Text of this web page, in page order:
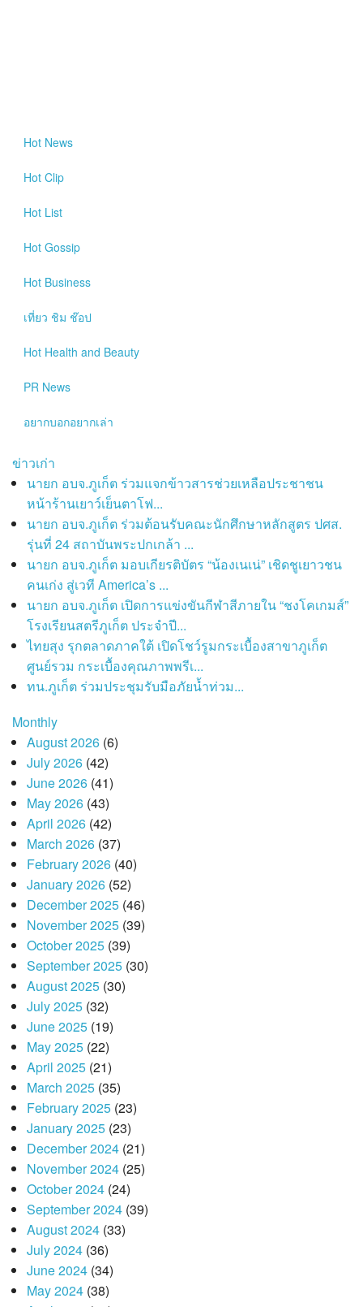
Hot News
Hot Clip
Hot List
Hot Gossip
Hot Business
เที่ยว ชิม ช๊อป
Hot Health and Beauty
PR News
อยากบอกอยากเล่า
ข่าวเก่า
นายก อบจ.ภูเก็ต ร่วมแจกข้าวสารช่วยเหลือประชาชน
หน้าร้านเยาว์เย็นตาโฟ...
นายก อบจ.ภูเก็ต ร่วมต้อนรับคณะนักศึกษาหลักสูตร ปศส.
รุ่นที่ 24 สถาบันพระปกเกล้า ...
นายก อบจ.ภูเก็ต มอบเกียรติบัตร “น้องเนเน่” เชิดชูเยาวชน
คนเก่ง สู่เวที America’s ...
นายก อบจ.ภูเก็ต เปิดการแข่งขันกีฬาสีภายใน “ชงโคเกมส์”
โรงเรียนสตรีภูเก็ต ประจำปี...
ไทยสุง รุกตลาดภาคใต้ เปิดโชว์รูมกระเบื้องสาขาภูเก็ต
ศูนย์รวม กระเบื้องคุณภาพพรีเ...
ทน.ภูเก็ต ร่วมประชุมรับมือภัยน้ำท่วม...
Monthly
August 2026(6)
July 2026(42)
June 2026(41)
May 2026(43)
April 2026(42)
March 2026(37)
February 2026(40)
January 2026(52)
December 2025(46)
November 2025(39)
October 2025(39)
September 2025(30)
August 2025(30)
July 2025(32)
June 2025(19)
May 2025(22)
April 2025(21)
March 2025(35)
February 2025(23)
January 2025(23)
December 2024(21)
November 2024(25)
October 2024(24)
September 2024(39)
August 2024(33)
July 2024(36)
June 2024(34)
May 2024(38)